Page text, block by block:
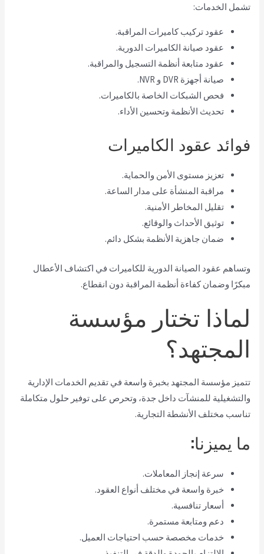
تشمل الخدمات:
عقود تركيب كاميرات المراقبة.
عقود صيانة الكاميرات الدورية.
عقود متابعة أنظمة التسجيل والمراقبة.
صيانة أجهزة DVR و NVR.
فحص الشبكات الخاصة بالكاميرات.
تحديث الأنظمة وتحسين الأداء.
فوائد عقود الكاميرات
تعزيز مستوى الأمن والحماية.
مراقبة المنشأة على مدار الساعة.
تقليل المخاطر الأمنية.
توثيق الأحداث والوقائع.
ضمان جاهزية الأنظمة بشكل دائم.
وتساهم عقود الصيانة الدورية للكاميرات في اكتشاف الأعطال
مبكرًا وضمان كفاءة أنظمة المراقبة دون انقطاع.
لماذا تختار مؤسسة
المجتهد؟
تتميز مؤسسة المجتهد بخبرة واسعة في تقديم الخدمات الإدارية
والتشغيلية للمنشآت داخل جدة، وتحرص على توفير حلول متكاملة
تناسب مختلف الأنشطة التجارية.
ما يميزنا:
سرعة إنجاز المعاملات.
خبرة واسعة في مختلف أنواع العقود.
أسعار تنافسية.
دعم ومتابعة مستمرة.
خدمات مخصصة حسب احتياجات العميل.